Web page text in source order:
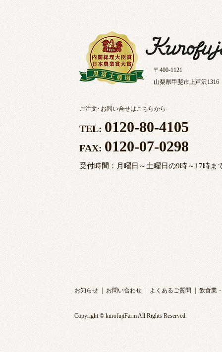
〒400-1121
山梨県甲斐市上芦沢1316
ご注文・お問い合せはこちらから
TEL: 0120-80-4105
FAX: 0120-07-0298
受付時間：月曜日～土曜日の9時～17時ま
お知らせ お問い合わせ よくあるご質問 飲食業
Copyright © kurofujiFarm All Rights Reserved.